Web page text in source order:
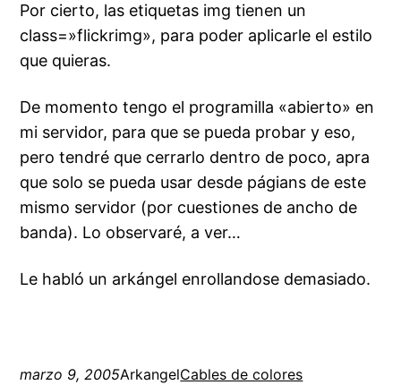
Por cierto, las etiquetas img tienen un
class=»flickrimg», para poder aplicarle el estilo
que quieras.
De momento tengo el programilla «abierto» en
mi servidor, para que se pueda probar y eso,
pero tendré que cerrarlo dentro de poco, apra
que solo se pueda usar desde págians de este
mismo servidor (por cuestiones de ancho de
banda). Lo observaré, a ver…
Le habló un arkángel enrollandose demasiado.
marzo 9, 2005ArkangelCables de colores